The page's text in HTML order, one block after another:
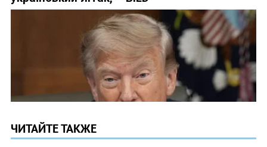
ЧИТАЙТЕ ТАКЖЕ